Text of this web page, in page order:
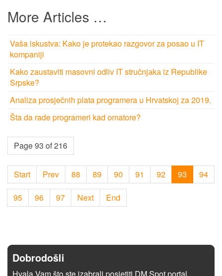
More Articles …
Vaša iskustva: Kako je protekao razgovor za posao u IT
kompaniji
Kako zaustaviti masovni odliv IT stručnjаkа iz Republike
Srpske?
Analiza prosječnih plata programera u Hrvatskoj za 2019.
Šta da rade programeri kad omatore?
Page 93 of 216
Start Prev 88 89 90 91 92 93 94
95 96 97 Next End
Dobrodošli